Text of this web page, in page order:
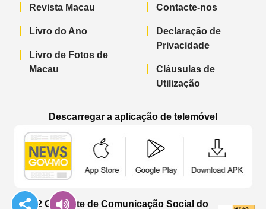
Revista Macau
Livro do Ano
Livro de Fotos de
Macau
Contacte-nos
Declaração de
Privacidade
Cláusulas de
Utilização
Descarregar a aplicação de telemóvel
© 2022 Gabinete de Comunicação Social do